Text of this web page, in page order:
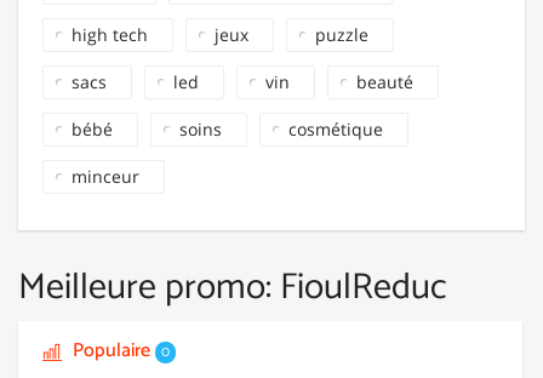
high tech jeux puzzle
sacs led vin beauté
bébé soins cosmétique
minceur
Meilleure promo: FioulReduc
Populaire 0